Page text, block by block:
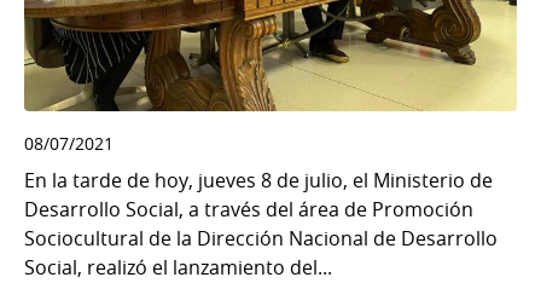
08/07/2021
En la tarde de hoy, jueves 8 de julio, el Ministerio de
Desarrollo Social, a través del área de Promoción
Sociocultural de la Dirección Nacional de Desarrollo
Social, realizó el lanzamiento del...